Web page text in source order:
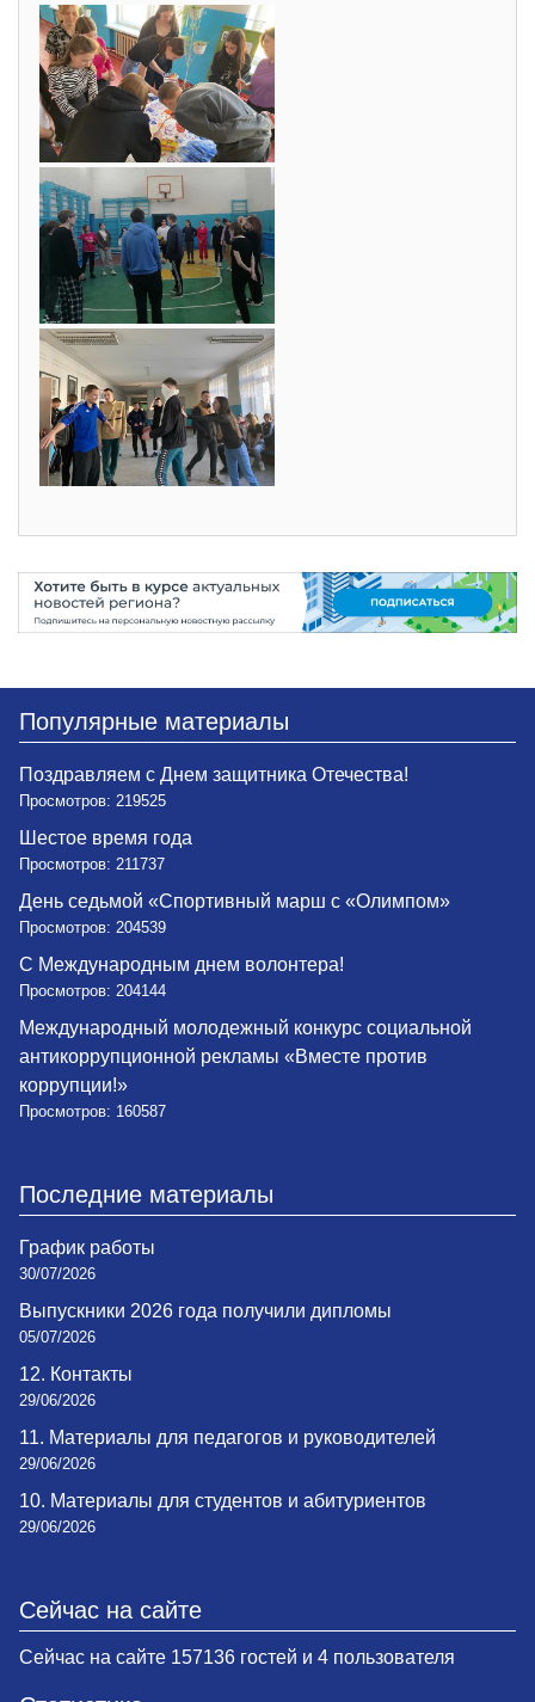
Популярные материалы
Поздравляем с Днем защитника Отечества!
Просмотров: 219525
Шестое время года
Просмотров: 211737
День седьмой «Спортивный марш с «Олимпом»
Просмотров: 204539
С Международным днем волонтера!
Просмотров: 204144
Международный молодежный конкурс социальной
антикоррупционной рекламы «Вместе против
коррупции!»
Просмотров: 160587
Последние материалы
График работы
30/07/2026
Выпускники 2026 года получили дипломы
05/07/2026
12. Контакты
29/06/2026
11. Материалы для педагогов и руководителей
29/06/2026
10. Материалы для студентов и абитуриентов
29/06/2026
Сейчас на сайте
Сейчас на сайте 157136 гостей и 4 пользователя